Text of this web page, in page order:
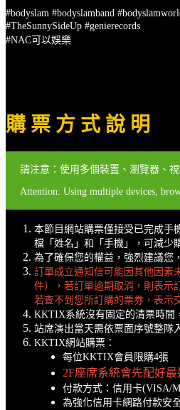
#bodyslam #bodyslamband
#TheSunnySideUp #genierecords
#NAC可以娛樂
購 票 方 式 說 明
請注意：使用多個裝置、瀏覽器、
Attention: Using multiple devices,
本節目網站購票僅接受已完成手
檔「姓名」和「手機」，可減少
為了確保您的權益，強烈建議您
訂單成立通知信可能因其他因素
件），若訂單逾期取消，則表示
若查不到您所訂購的票券，表示
KKTIX系統沒有固定的清票時間
站席演出當天需依票面序號整隊
KKTIX網站購票：
每位KKTIX會員限購4張
2F座席系統會先配好
付款方式：信用卡(VISA/
為強化信用卡網路付款安